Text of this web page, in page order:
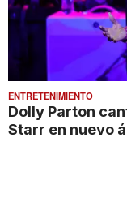
ENTRETENIMIENTO
Dolly Parton
Starr en nuevo